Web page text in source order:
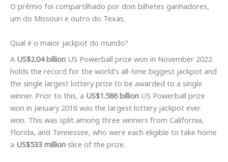
O prêmio foi compartilhado por dois bilhetes ganhadores,
um do Missouri e outro do Texas.
Qual é o maior jackpot do mundo?
A US$2.04 billion US Powerball prize won in November 2022
holds the record for the world’s all-time biggest jackpot and
the single largest lottery prize to be awarded to a single
winner. Prior to this, a US$1.586 billion US Powerball prize
won in January 2016 was the largest lottery jackpot ever
won. This was split among three winners from California,
Florida, and Tennessee, who were each eligible to take home
a US$533 million slice of the prize.